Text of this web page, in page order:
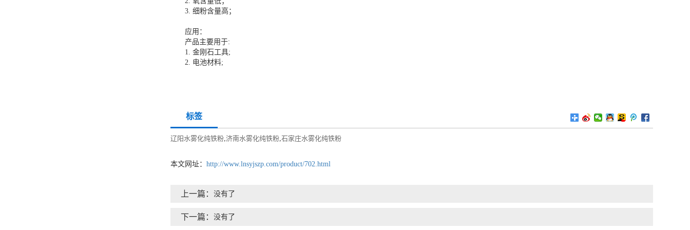
3. 细粉含量高；
应用：
产品主要用于:
1. 金刚石工具;
2. 电池材料;
标签
辽阳水雾化纯铁粉,济南水雾化纯铁粉,石家庄水雾化纯铁粉
本文网址： http://www.lnsyjszp.com/product/702.html
上一篇： 没有了
下一篇： 没有了